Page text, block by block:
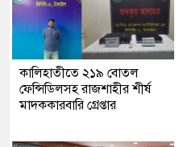
কালিহাতীতে ২১৯ বোতল
ফেন্সিডিলসহ রাজশাহীর শীর্ষ
মাদককারবারি গ্রেপ্তার